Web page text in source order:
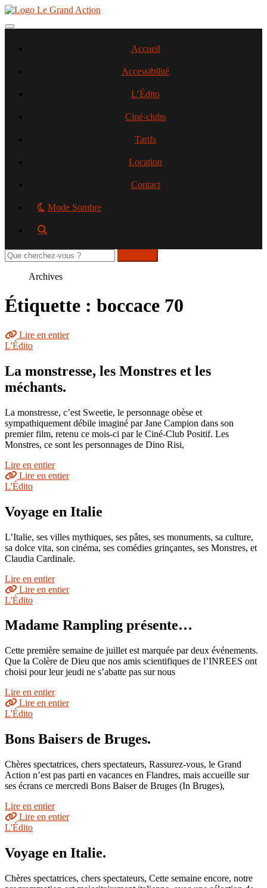
Aller
contenu
Toggle navigation
Accueil
Accessibilité
L’Édito
Ciné-clubs
Tarifs
Location
Contact
Mode Sombre
Rechercher
sur
Archives
Étiquette : boccace 70
Lire en entier
L'Édito
La monstresse, les Monstres et les
méchants.
La monstresse, c’est Sweetie, le personnage obèse et
sympathiquement débile imaginé par Jane Campion dans son
premier film, retenu ce mois-ci par le Ciné-Club Positif. Les
Monstres, ce sont les personnages de Dino Risi,
Lire en entier
Lire en entier
L'Édito
Voyage en Italie
L’Italie, ses villes mythiques, ses pâtes, ses monuments, sa culture,
sa dolce vita, son cinéma, ses comédies grinçantes, ses Monstres, et
Claudia Cardinale.
Lire en entier
Lire en entier
L'Édito
Madame Rampling présente…
Cette première semaine de juillet est marquée par deux événements.
Que la Colère de Dieu que nos amis scientifiques de l’INREES ont
choisi pour leur jeudi ne s’abatte pas sur nous
Lire en entier
Lire en entier
L'Édito
Bons Baisers de Bruges.
Chères spectatrices, chers spectateurs, Rassurez-vous, le Grand
Action n’est pas parti en vacances en Flandres, mais accueille sur
ses écrans ce mercredi Bons Baiser de Bruges (In Bruges),
Lire en entier
Lire en entier
L'Édito
Voyage en Italie.
Chères spectatrices, chers spectateurs, Cette semaine encore, notre